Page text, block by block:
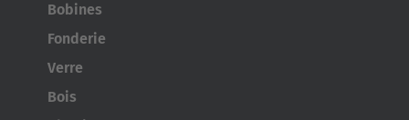
Bobines
Fonderie
Verre
Bois